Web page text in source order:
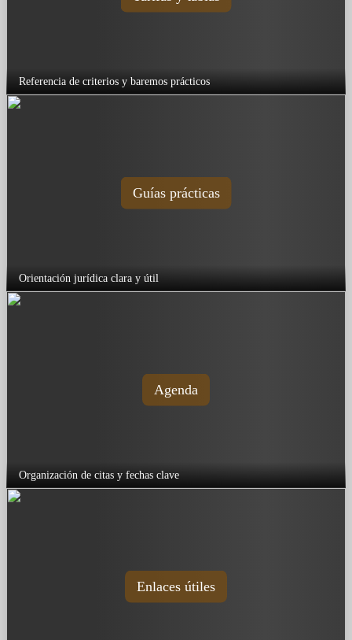
Referencia de criterios y baremos prácticos
Guías prácticas
Orientación jurídica clara y útil
Agenda
Organización de citas y fechas clave
Enlaces útiles